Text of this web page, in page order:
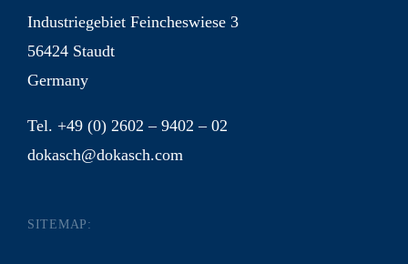
Industriegebiet Feincheswiese 3
56424 Staudt
Germany
Tel. +49 (0) 2602 – 9402 – 02
dokasch@dokasch.com
SITEMAP: